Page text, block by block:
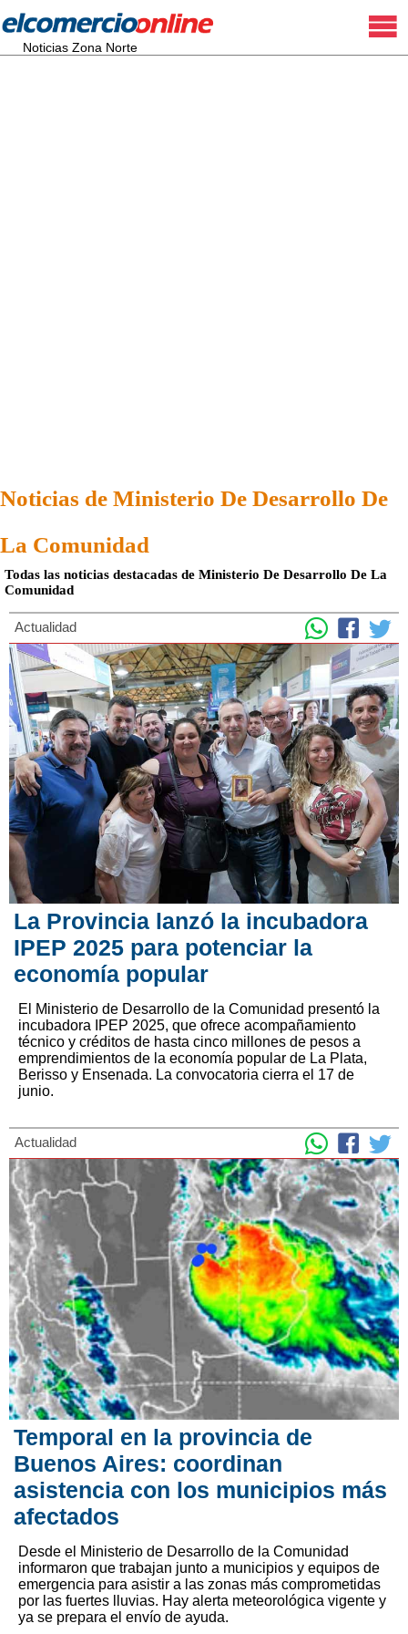
Noticias Zona Norte
Noticias de Ministerio De Desarrollo De
La Comunidad
Todas las noticias destacadas de Ministerio De Desarrollo De La
Comunidad
Actualidad
La Provincia lanzó la incubadora
IPEP 2025 para potenciar la
economía popular
El Ministerio de Desarrollo de la Comunidad presentó la
incubadora IPEP 2025, que ofrece acompañamiento
técnico y créditos de hasta cinco millones de pesos a
emprendimientos de la economía popular de La Plata,
Berisso y Ensenada. La convocatoria cierra el 17 de
junio.
Actualidad
Temporal en la provincia de
Buenos Aires: coordinan
asistencia con los municipios más
afectados
Desde el Ministerio de Desarrollo de la Comunidad
informaron que trabajan junto a municipios y equipos de
emergencia para asistir a las zonas más comprometidas
por las fuertes lluvias. Hay alerta meteorológica vigente y
ya se prepara el envío de ayuda.